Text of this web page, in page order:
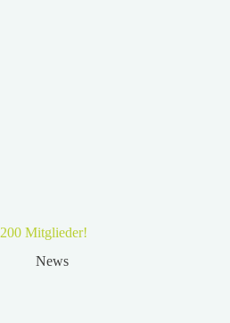
200 Mitglieder!
News